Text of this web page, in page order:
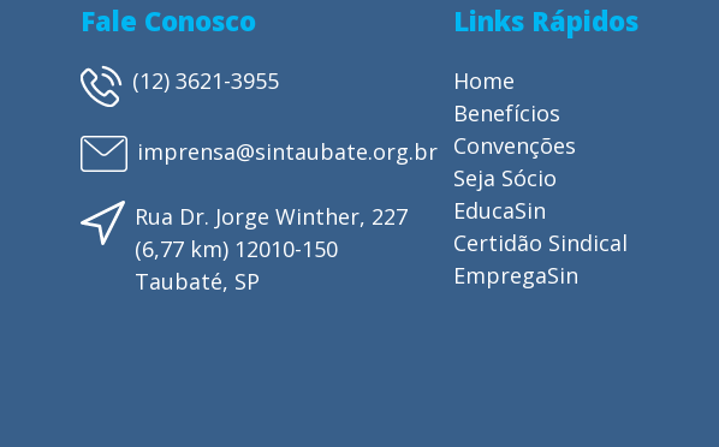
Fale Conosco
(12) 3621-3955
imprensa@sintaubate.org.br
Rua Dr. Jorge Winther, 227
(6,77 km) 12010-150
Taubaté, SP
Links Rápidos
Home
Benefícios
Convenções
Seja Sócio
EducaSin
Certidão Sindical
EmpregaSin